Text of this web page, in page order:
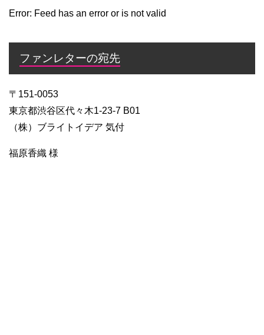
Error: Feed has an error or is not valid
ファンレターの宛先
〒151-0053
東京都渋谷区代々木1-23-7 B01
（株）ブライトイデア 気付
福原香織 様